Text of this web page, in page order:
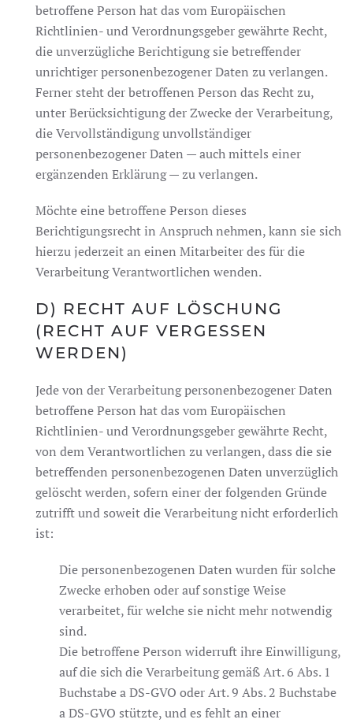
betroffene Person hat das vom Europäischen
Richtlinien- und Verordnungsgeber gewährte Recht,
die unverzügliche Berichtigung sie betreffender
unrichtiger personenbezogener Daten zu verlangen.
Ferner steht der betroffenen Person das Recht zu,
unter Berücksichtigung der Zwecke der Verarbeitung,
die Vervollständigung unvollständiger
personenbezogener Daten — auch mittels einer
ergänzenden Erklärung — zu verlangen.
Möchte eine betroffene Person dieses
Berichtigungsrecht in Anspruch nehmen, kann sie sich
hierzu jederzeit an einen Mitarbeiter des für die
Verarbeitung Verantwortlichen wenden.
D) RECHT AUF LÖSCHUNG
(RECHT AUF VERGESSEN
WERDEN)
Jede von der Verarbeitung personenbezogener Daten
betroffene Person hat das vom Europäischen
Richtlinien- und Verordnungsgeber gewährte Recht,
von dem Verantwortlichen zu verlangen, dass die sie
betreffenden personenbezogenen Daten unverzüglich
gelöscht werden, sofern einer der folgenden Gründe
zutrifft und soweit die Verarbeitung nicht erforderlich
ist:
Die personenbezogenen Daten wurden für solche
Zwecke erhoben oder auf sonstige Weise
verarbeitet, für welche sie nicht mehr notwendig
sind.
Die betroffene Person widerruft ihre Einwilligung,
auf die sich die Verarbeitung gemäß Art. 6 Abs. 1
Buchstabe a DS-GVO oder Art. 9 Abs. 2 Buchstabe
a DS-GVO stützte, und es fehlt an einer